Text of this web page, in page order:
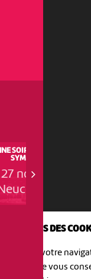
UTILISONS DES
votre
site vous
SOIRÉE ENTRE GENS
SYMPAS
novembre